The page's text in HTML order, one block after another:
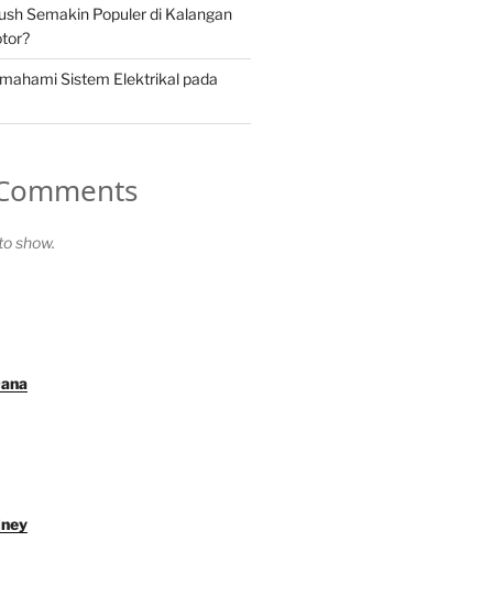
Semakin Populer di Kalangan
Sistem Elektrikal pada
show.